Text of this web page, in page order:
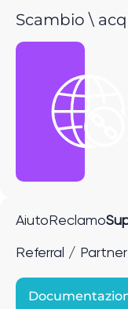
Scambio \
Aiuto Reclamo
Referral / Partner